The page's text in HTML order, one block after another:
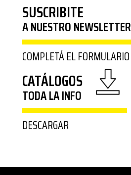
SUSCRIBITE
A NUESTRO NEWSLETTER
COMPLETÁ EL FORMULARIO
CATÁLOGOS
TODA LA INFO
DESCARGAR